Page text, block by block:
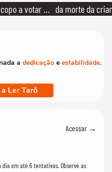
a votar no da morte da
a dedicação e estabilidade.
Ler Tarô
Acessar →
dia em até 6 tentativas. Observe as